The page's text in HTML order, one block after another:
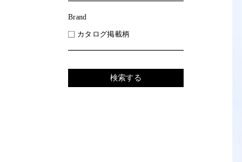
Brand
カタログ掲載柄
検索する